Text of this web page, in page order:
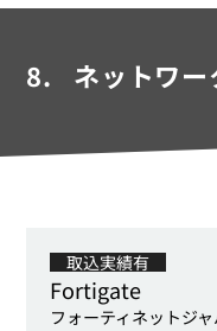
8. ネットワー
取込実績有
Fortigate
フォーティネットジ